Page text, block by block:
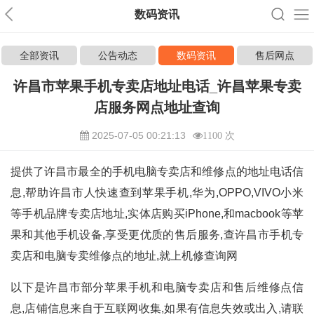
数码资讯
全部资讯 公告动态 数码资讯 售后网点
许昌市苹果手机专卖店地址电话_许昌苹果专卖
店服务网点地址查询
2025-07-05 00:21:13 1100 次
提供了许昌市最全的手机电脑专卖店和维修点的地址电话信
息,帮助许昌市人快速查到苹果手机,华为,OPPO,VIVO小米
等手机品牌专卖店地址,实体店购买iPhone,和macbook等苹
果和其他手机设备,享受更优质的售后服务,查许昌市手机专
卖店和电脑专卖维修点的地址,就上机修查询网
以下是许昌市部分苹果手机和电脑专卖店和售后维修点信
息,店铺信息来自于互联网收集,如果有信息失效或出入,请联